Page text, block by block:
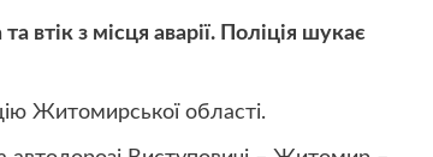
втік з місця аварії. Поліція шукає
Житомирської області.